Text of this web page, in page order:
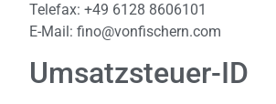
Telefax: +49 6128 8606101
E-Mail: fino@vonfischern.com
Umsatzsteuer-ID